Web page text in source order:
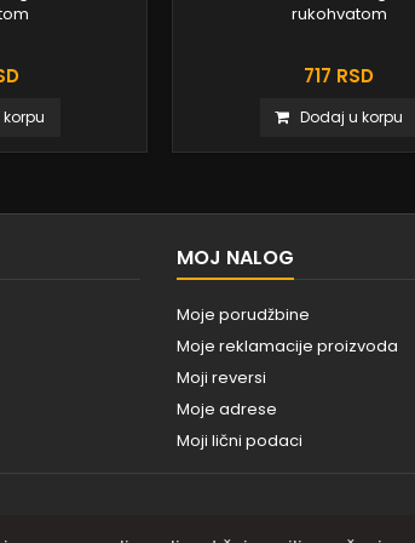
rukohvatom
717 RSD
Dodaj u korpu
MOJ NALOG
Moje porudžbine
Moje reklamacije proizvoda
Moji reversi
Moje adrese
Moji lični podaci